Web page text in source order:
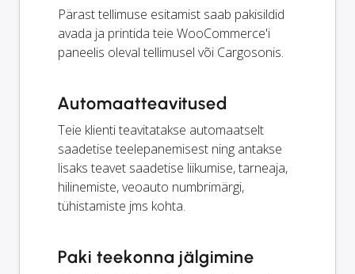
Pärast tellimuse esitamist saab pakisildid
avada ja printida teie WooCommerce'i
paneelis oleval tellimusel või Cargosonis.
Automaatteavitused
Teie klienti teavitatakse automaatselt
saadetise teelepanemisest ning antakse
lisaks teavet saadetise liikumise, tarneaja,
hilinemiste, veoauto numbrimärgi,
tühistamiste jms kohta.
Paki teekonna jälgimine